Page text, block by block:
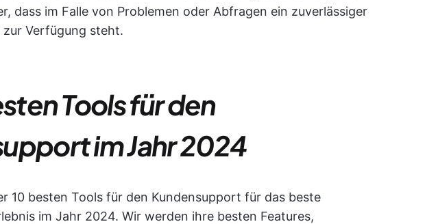
dass im Falle von Problemen oder Abfragen ein zuverlässiger
Verfügung steht.
Tools für den
im Jahr 2024
10 besten Tools für den Kundensupport für das beste
im Jahr 2024. Wir werden ihre besten Features,